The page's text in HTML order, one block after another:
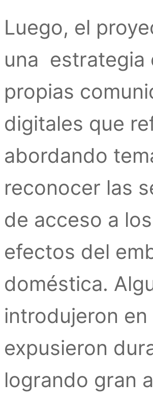
Luego, el
una estrategia
propias
digitales que
abordando
reconocer las
de acceso a
efectos del
doméstica.
introdujeron
expusieron
logrando gran